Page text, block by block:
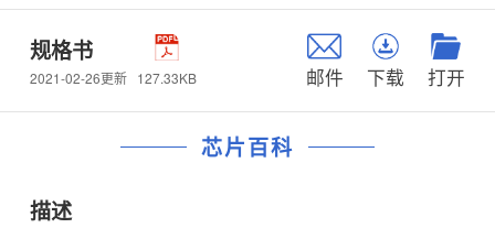
规格书
2021-02-26更新 127.33KB 邮件 下载 打开
芯片百科
描述